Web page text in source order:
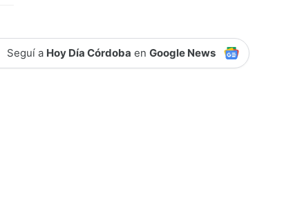
Seguí a Hoy Día Córdoba enGoogle News